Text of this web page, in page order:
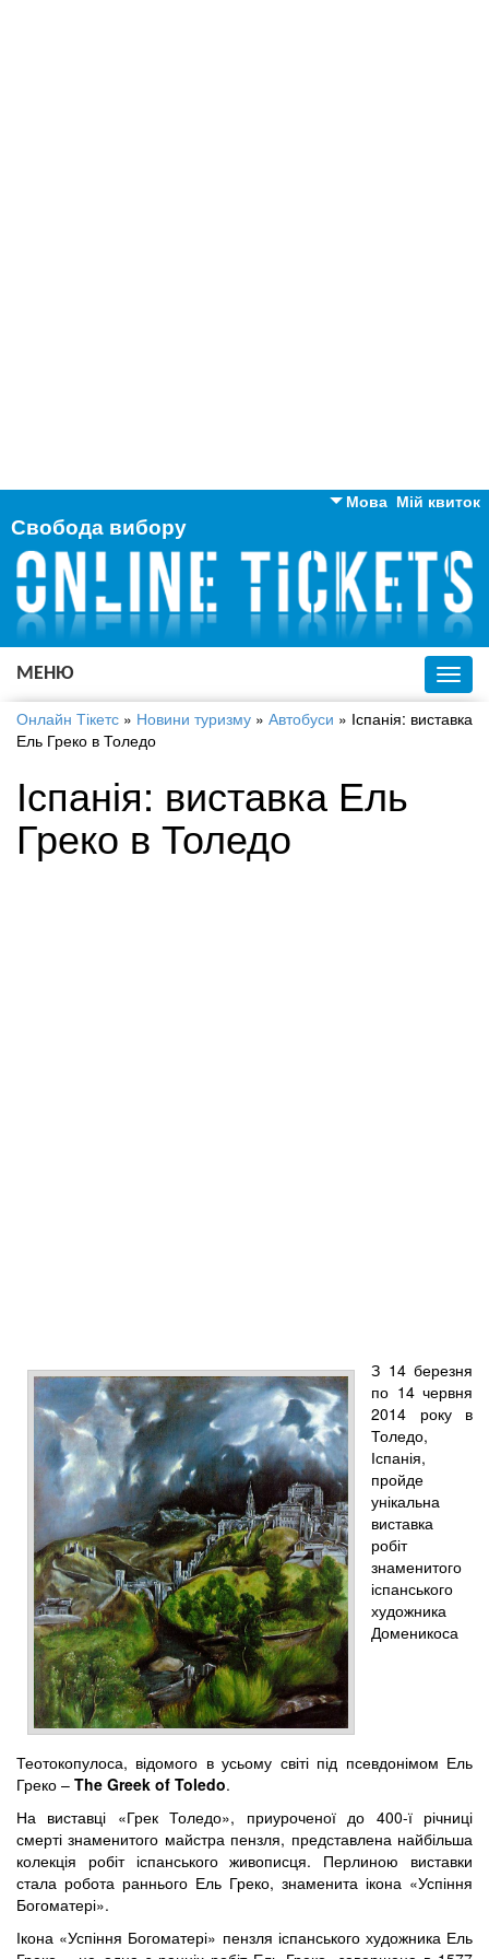
Мій квиток
Мова
Англійська
Російська
Українська
Свобода вибору
МЕНЮ
Онлайн Тікетс » Новини туризму » Автобуси » Іспанія: виставка
Ель Греко в Толедо
Іспанія: виставка Ель
Греко в Толедо
З 14 березня
по 14 червня
2014 року в
Толедо,
Іспанія,
пройде
унікальна
виставка
робіт
знаменитого
іспанського
художника
Доменикоса
Теотокопулоса, відомого в усьому світі під псевдонімом Ель
Греко – The Greek of Toledo.
На виставці «Грек Толедо», приуроченої до 400-ї річниці
смерті знаменитого майстра пензля, представлена найбільша
колекція робіт іспанського живописця. Перлиною виставки
стала робота раннього Ель Греко, знаменита ікона «Успіння
Богоматері».
Ікона «Успіння Богоматері» пензля іспанського художника Ель